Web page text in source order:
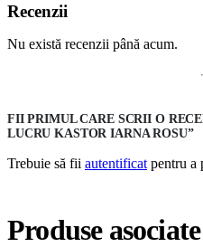
Recenzii
Nu există recenzii până acum.
FII PRIMUL CARE SCRII O
LUCRU KASTOR IARNA ROSU”
Trebuie să fii autentificat pentru a
Produse asociate